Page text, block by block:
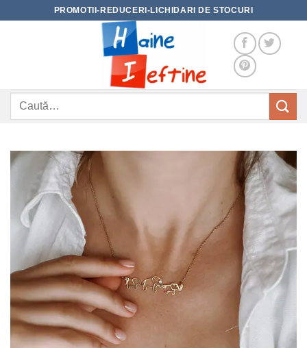
PROMOTII-REDUCERI-LICHIDARI DE STOCURI
Caută